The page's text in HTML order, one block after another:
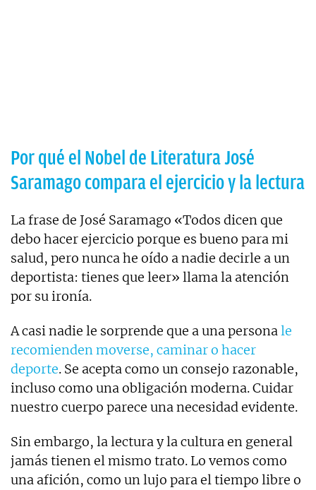
Por qué el Nobel de Literatura José
Saramago compara el ejercicio y la lectura
La frase de José Saramago «Todos dicen que
debo hacer ejercicio porque es bueno para mi
salud, pero nunca he oído a nadie decirle a un
deportista: tienes que leer» llama la atención
por su ironía.
A casi nadie le sorprende que a una personale
recomienden moverse, caminar o hacer
deporte. Se acepta como un consejo razonable,
incluso como una obligación moderna. Cuidar
nuestro cuerpo parece una necesidad evidente.
Sin embargo, la lectura y la cultura en general
jamás tienen el mismo trato. Lo vemos como
una afición, como un lujo para el tiempo libre o